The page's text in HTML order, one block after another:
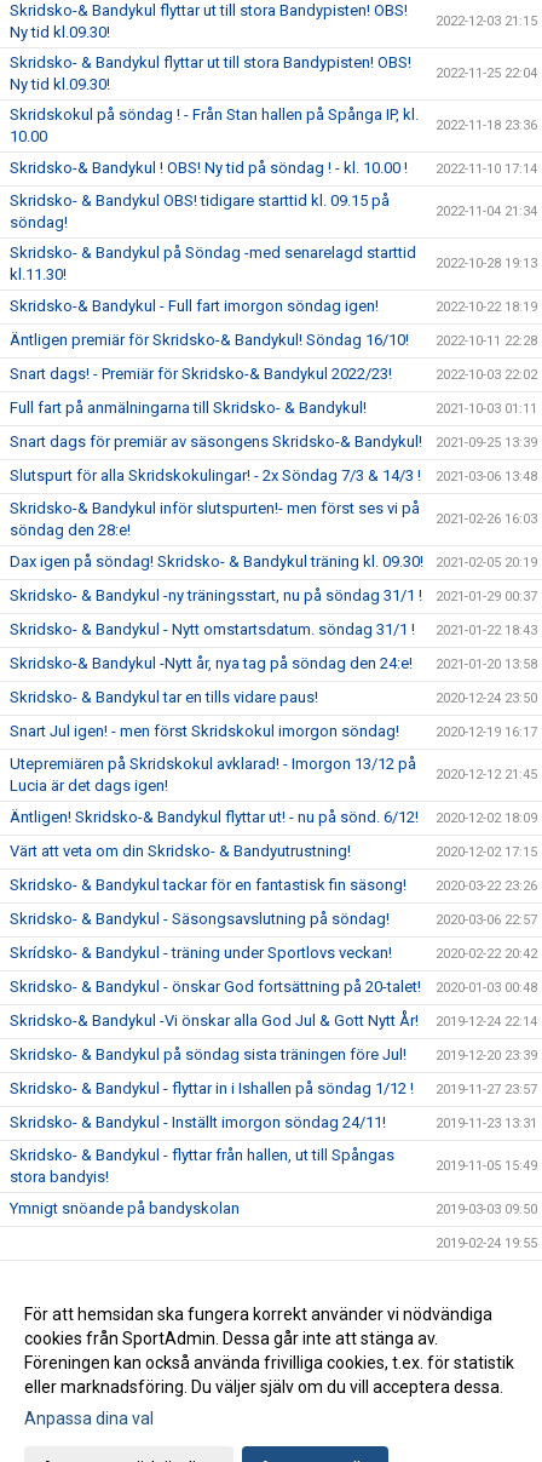
Skridsko-& Bandykul flyttar ut till stora Bandypisten! OBS!
Ny tid kl.09.30!
2022-12-03 21:15
Skridsko- & Bandykul flyttar ut till stora Bandypisten! OBS!
Ny tid kl.09.30!
2022-11-25 22:04
Skridskokul på söndag ! - Från Stan hallen på Spånga IP, kl.
10.00
2022-11-18 23:36
Skridsko-& Bandykul ! OBS! Ny tid på söndag ! - kl. 10.00 ! 2022-11-10 17:14
Skridsko- & Bandykul OBS! tidigare starttid kl. 09.15 på
söndag!
2022-11-04 21:34
Skridsko- & Bandykul på Söndag -med senarelagd starttid
kl.11.30!
2022-10-28 19:13
Skridsko-& Bandykul - Full fart imorgon söndag igen! 2022-10-22 18:19
Äntligen premiär för Skridsko-& Bandykul! Söndag 16/10! 2022-10-11 22:28
Snart dags! - Premiär för Skridsko-& Bandykul 2022/23! 2022-10-03 22:02
Full fart på anmälningarna till Skridsko- & Bandykul! 2021-10-03 01:11
Snart dags för premiär av säsongens Skridsko-& Bandykul! 2021-09-25 13:39
Slutspurt för alla Skridskokulingar! - 2x Söndag 7/3 & 14/3 ! 2021-03-06 13:48
Skridsko-& Bandykul inför slutspurten!- men först ses vi på
söndag den 28:e!
2021-02-26 16:03
Dax igen på söndag! Skridsko- & Bandykul träning kl. 09.30! 2021-02-05 20:19
Skridsko- & Bandykul -ny träningsstart, nu på söndag 31/1 ! 2021-01-29 00:37
Skridsko- & Bandykul - Nytt omstartsdatum. söndag 31/1 ! 2021-01-22 18:43
Skridsko-& Bandykul -Nytt år, nya tag på söndag den 24:e! 2021-01-20 13:58
Skridsko- & Bandykul tar en tills vidare paus! 2020-12-24 23:50
Snart Jul igen! - men först Skridskokul imorgon söndag! 2020-12-19 16:17
Utepremiären på Skridskokul avklarad! - Imorgon 13/12 på
Lucia är det dags igen!
2020-12-12 21:45
Äntligen! Skridsko-& Bandykul flyttar ut! - nu på sönd. 6/12! 2020-12-02 18:09
Värt att veta om din Skridsko- & Bandyutrustning! 2020-12-02 17:15
Skridsko- & Bandykul tackar för en fantastisk fin säsong! 2020-03-22 23:26
Skridsko- & Bandykul - Säsongsavslutning på söndag! 2020-03-06 22:57
Skrídsko- & Bandykul - träning under Sportlovs veckan! 2020-02-22 20:42
Skridsko- & Bandykul - önskar God fortsättning på 20-talet! 2020-01-03 00:48
Skridsko-& Bandykul -Vi önskar alla God Jul & Gott Nytt År! 2019-12-24 22:14
Skridsko- & Bandykul på söndag sista träningen före Jul! 2019-12-20 23:39
Skridsko- & Bandykul - flyttar in i Ishallen på söndag 1/12 ! 2019-11-27 23:57
Skridsko- & Bandykul - Inställt imorgon söndag 24/11! 2019-11-23 13:31
Skridsko- & Bandykul - flyttar från hallen, ut till Spångas
stora bandyis!
2019-11-05 15:49
Ymnigt snöande på bandyskolan 2019-03-03 09:50
2019-02-24 19:55
Skridsko-& Bandykul - nytt datum för säsongsuppstarten,
söndag den 25/11
Gå till Webbversion
För att hemsidan ska fungera korrekt använder vi nödvändiga
cookies från SportAdmin. Dessa går inte att stänga av.
Föreningen kan också använda frivilliga cookies, t.ex. för statistik
eller marknadsföring. Du väljer själv om du vill acceptera dessa.
Anpassa dina val